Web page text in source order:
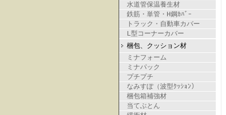
水道管保温養生材
鉄筋・単管・H鋼ｶﾊﾞｰ
トラック・自動車カバー
L型コーナーカバー
梱包、クッション材
ミナフォーム
ミナパック
プチプチ
なみすぽ（波型ｸｯｼｮﾝ）
梱包箱補強材
当てぶとん